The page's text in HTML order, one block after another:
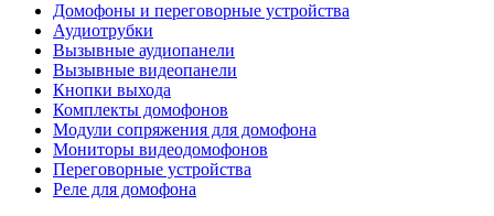
Домофоны и переговорные устройства
Аудиотрубки
Вызывные аудиопанели
Вызывные видеопанели
Кнопки выхода
Комплекты домофонов
Модули сопряжения для домофона
Мониторы видеодомофонов
Переговорные устройства
Реле для домофона